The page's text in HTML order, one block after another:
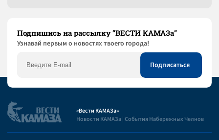
Подпишись на рассылку “ВЕСТИ КАМАЗа”
Узнaвай первым о новостях твоего города!
«Вести КАМАЗа»
Новости КАМАЗа | События Набережных Челнов